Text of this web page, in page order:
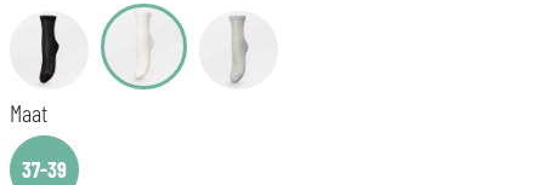
Maat
37-39